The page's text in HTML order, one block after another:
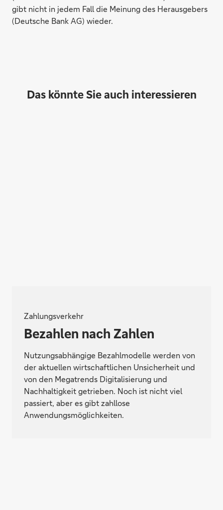
gibt nicht in jedem Fall die Meinung des Herausgebers
(Deutsche Bank AG) wieder.
Das könnte Sie auch interessieren
Zahlungsverkehr
Bezahlen nach Zahlen
Nutzungsabhängige Bezahlmodelle werden von
der aktuellen wirtschaftlichen Unsicherheit und
von den Megatrends Digitalisierung und
Nachhaltigkeit getrieben. Noch ist nicht viel
passiert, aber es gibt zahllose
Anwendungsmöglichkeiten.